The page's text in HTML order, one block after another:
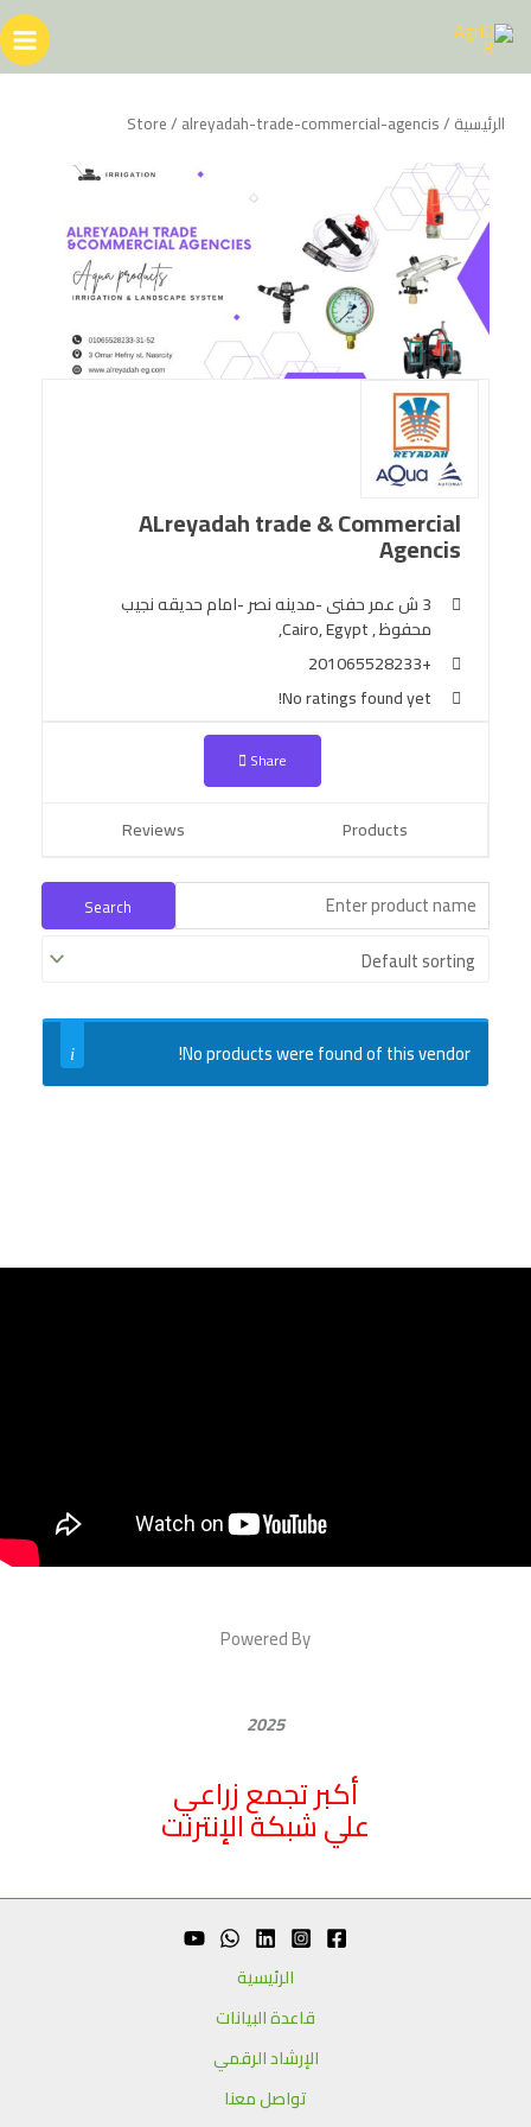
إلى
المحتوى
الرئيسية /
Store/ alreyadah-trade-commercial-agencis
ALreyadah trade & Commercial
Agencis
3 ش عمر حفنى -مدينه نصر -امام حديقه نجيب
محفوظ , Cairo, Egypt,
+201065528233
No ratings found yet!
Share
Products
Reviews
No products were found of this vendor!
Powered By
2025
أكبر تجمع زراعي
علي شبكة الإنترنت
الرئيسية
قاعدة البيانات
الإرشاد الرقمي
تواصل معنا